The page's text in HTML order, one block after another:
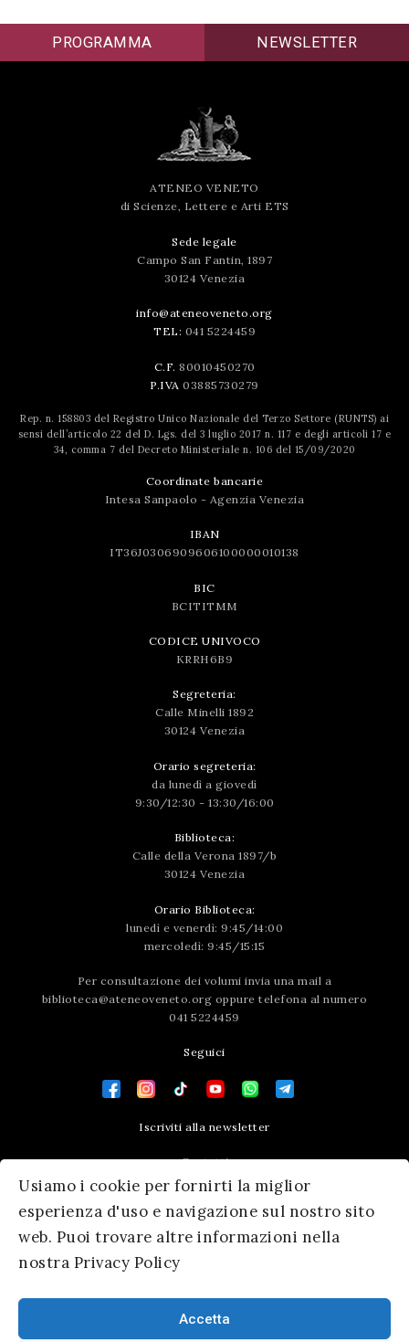
Usiamo i cookie per fornirti la miglior
esperienza d'uso e navigazione sul nostro sito
web. Puoi trovare altre informazioni nella
nostra Privacy Policy
Accetta
PROGRAMMA NEWSLETTER
ATENEO VENETO
di Scienze, Lettere e Arti ETS
Sede legale
Campo San Fantin, 1897
30124 Venezia
info@ateneoveneto.org
TEL: 041 5224459
C.F. 80010450270
P.IVA 03885730279
Rep. n. 158803 del Registro Unico Nazionale del Terzo Settore (RUNTS) ai
sensi dell’articolo 22 del D. Lgs. del 3 luglio 2017 n. 117 e degli articoli 17 e
34, comma 7 del Decreto Ministeriale n. 106 del 15/09/2020
Coordinate bancarie
Intesa Sanpaolo - Agenzia Venezia
IBAN
IT36J0306909606100000010138
BIC
BCITITMM
CODICE UNIVOCO
KRRH6B9
Segreteria:
Calle Minelli 1892
30124 Venezia
Orario segreteria:
da lunedì a giovedì
9:30/12:30 - 13:30/16:00
Biblioteca:
Calle della Verona 1897/b
30124 Venezia
Orario Biblioteca:
lunedì e venerdì: 9:45/14:00
mercoledì: 9:45/15:15
Per consultazione dei volumi invia una mail a
biblioteca@ateneoveneto.org oppure telefona al numero
041 5224459
Seguici
Iscriviti alla newsletter
Contatti